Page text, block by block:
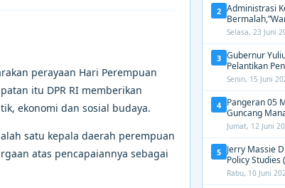
perayaan Hari Perempuan
itu DPR RI memberikan
ekonomi dan sosial budaya.
satu kepala daerah perempuan
atas pencapaiannya sebagai
2 Administrasi
Bermalah,”Warga butuh
Alasan dari
Selasa, 23 Juni
3 Gubernur
Pelantikan
2031,
Kemanusiaan
Senin, 15 Juni
4 Pangeran 05
Guncang
2026 Apex
Jumat, 12 Juni
5 Jerry Massie
Policy Studies
Tak
Tak Layak
Rabu, 10 Juni